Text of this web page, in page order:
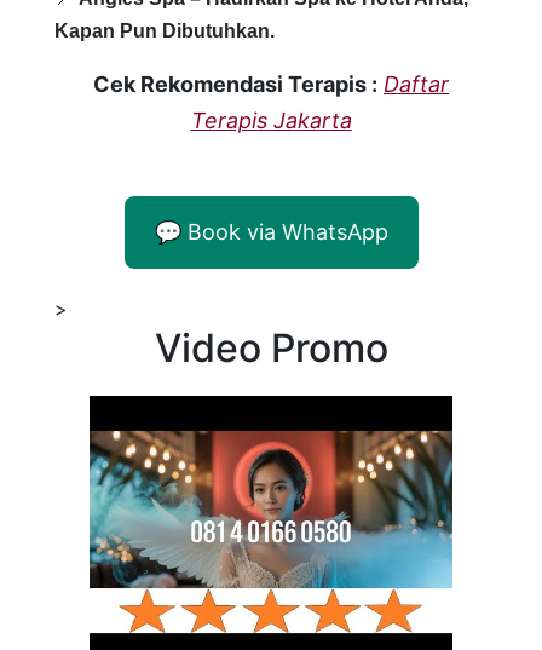
Kapan Pun Dibutuhkan.
Cek Rekomendasi Terapis : Daftar
Terapis Jakarta
💬 Book via WhatsApp
>
Video Promo